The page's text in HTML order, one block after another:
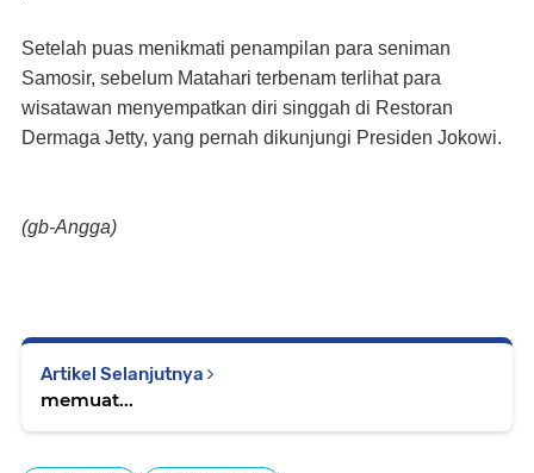
Setelah puas menikmati penampilan para seniman
Samosir, sebelum Matahari terbenam terlihat para
wisatawan menyempatkan diri singgah di Restoran
Dermaga Jetty, yang pernah dikunjungi Presiden Jokowi.
(gb-Angga)
Artikel Selanjutnya
memuat...